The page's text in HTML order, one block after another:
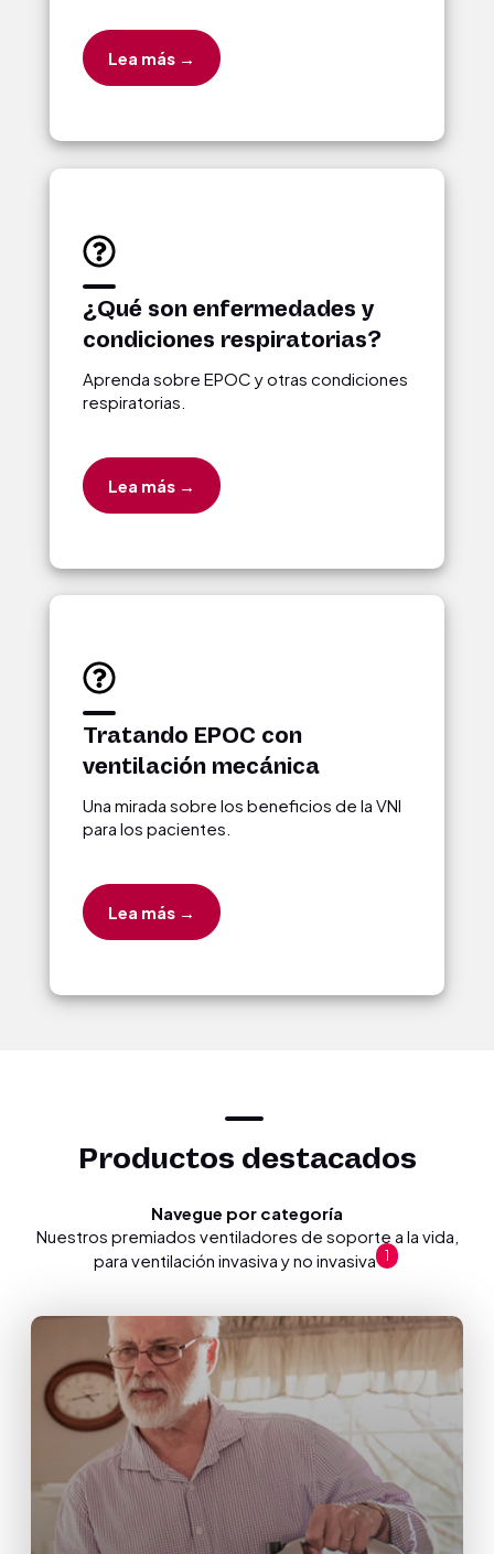
Lea más →
¿Qué son enfermedades y
condiciones respiratorias?
Aprenda sobre EPOC y otras condiciones
respiratorias.
Lea más →
Tratando EPOC con
ventilación mecánica
Una mirada sobre los beneficios de la VNI
para los pacientes.
Lea más →
Productos destacados
Navegue por categoría
Nuestros premiados ventiladores de soporte a la vida,
para ventilación invasiva y no invasiva 1